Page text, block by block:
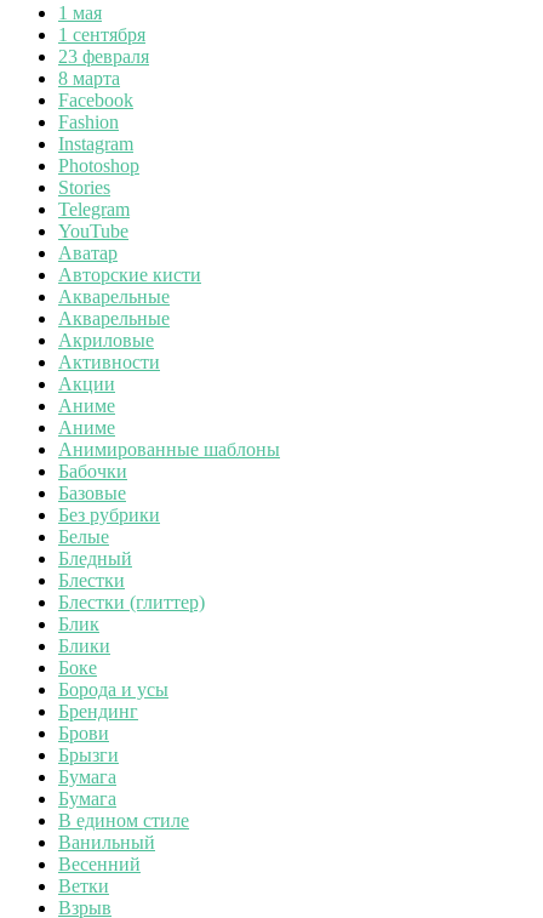
1 мая
1 сентября
23 февраля
8 марта
Facebook
Fashion
Instagram
Photoshop
Stories
Telegram
YouTube
Аватар
Авторские кисти
Акварельные
Акварельные
Акриловые
Активности
Акции
Аниме
Аниме
Анимированные шаблоны
Бабочки
Базовые
Без рубрики
Белые
Бледный
Блестки
Блестки (глиттер)
Блик
Блики
Боке
Борода и усы
Брендинг
Брови
Брызги
Бумага
Бумага
В едином стиле
Ванильный
Весенний
Ветки
Взрыв